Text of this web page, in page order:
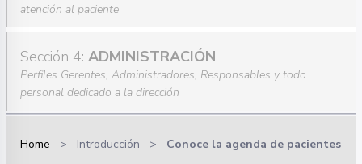
atención al paciente
Sección 4:ADMINISTRACIÓN
Perfiles Gerentes, Administradores, Responsables y todo
personal dedicado a la dirección
Home > Introducción > Conoce la agenda de pacientes